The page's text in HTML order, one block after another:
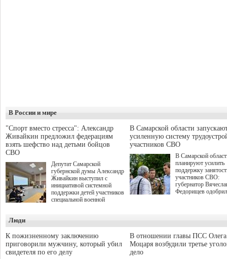
В России и мире
"Спорт вместо стресса": Александр
Живайкин предложил федерациям
взять шефство над детьми бойцов
СВО
Депутат Самарской
губернской думы Александр
Живайкин выступил с
инициативой системной
поддержки детей участников
специальной военной
"Помощь фронту и семьям
участников СВО", которая
прошла в Отрадном 7
августа.
В Самарской области
усиленную систему
участников СВО
В Самарской
планируют усилить
поддержку
участников СВО:
губернатор
Федорищев
на трудоустройство
спокойную
мирной жизни.
Люди
К пожизненному заключению
приговорили мужчину, который убил
свидетеля по его делу
В отношении главы ПСС Олега
Моцаря возбудили третье
дело